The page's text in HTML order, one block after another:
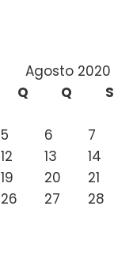
Agosto 2020
Q Q S
5 6 7
12 13 14
19 20 21
26 27 28